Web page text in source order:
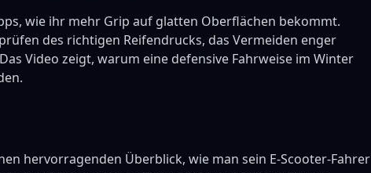
wie ihr mehr Grip auf glatten Oberflächen bekommt.
des richtigen Reifendrucks, das Vermeiden enger
Video zeigt, warum eine defensive Fahrweise im Winter
hervorragenden Überblick, wie man sein E-Scooter-Fahrer